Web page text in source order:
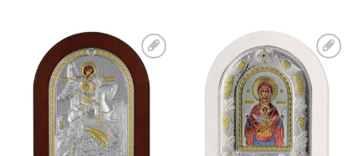
Πρόσθήκη
στην λίστα
επιθυμιών
Πρόσθήκη
στην λίστα
επιθυμιών